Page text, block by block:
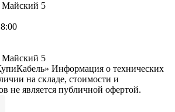
Майский 5
Майский 5
Информация о технических
на складе, стоимости и
не является публичной офертой.